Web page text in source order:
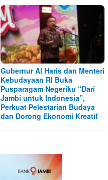
Gubernur Al Haris dan Menteri
Kebudayaan RI Buka
Pusparagam Negeriku “Dari
Jambi untuk Indonesia”,
Perkuat Pelestarian Budaya
dan Dorong Ekonomi Kreatif